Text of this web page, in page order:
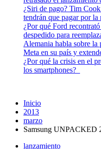
¿Siri de pago? Tim
tendrán que pagar por
¿Por qué Ford
despedido para
Alemania habla sobre la
Meta en su país y
¿Por qué la crisis en el
los smartphones?
Inicio
2013
marzo
Samsung UNPACKED
lanzamiento